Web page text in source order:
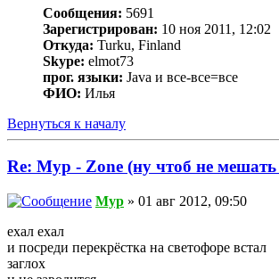
Сообщения: 5691
Зарегистрирован: 10 ноя 2011, 12:02
Откуда: Turku, Finland
Skype: elmot73
прог. языки: Java и все-все=все
ФИО: Илья
Вернуться к началу
Re: Myp - Zone (ну чтоб не
Myp » 01 авг 2012, 09:50
ехал ехал
и посреди перекрёстка на светофоре встал
заглох